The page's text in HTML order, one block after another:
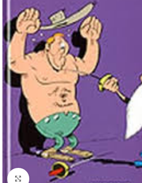
Κλικ για μεγέθυνση